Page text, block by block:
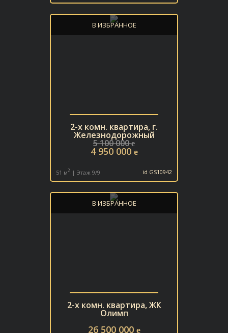
2-х комн. квартира, г.
Железнодорожный
5 100 000e
4 950 000 e
51 м2 | Этаж 9/9 id GS10942
В ИЗБРАННОЕ
2-х комн. квартира, ЖК
Олимп
26 500 000 e
В ИЗБРАННОЕ